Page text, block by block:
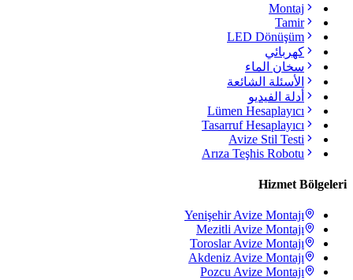
Montaj
Tamir
LED Dönüşüm
كهربائي
سخان الماء
الأسئلة الشائعة
أدلة الفيديو
Lümen Hesaplayıcı
Tasarruf Hesaplayıcı
Avize Stil Testi
Arıza Teşhis Robotu
Hizmet Bölgeleri
YenişehirAvize Montajı
Mezitli Avize Montajı
ToroslarAvize Montajı
Akdeniz Avize Montajı
Pozcu Avize Montajı